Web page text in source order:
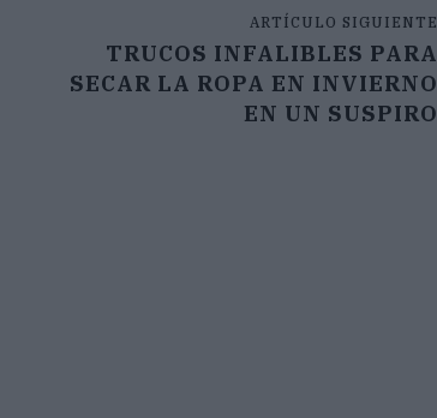
ARTÍCULO SIGUIENTE
TRUCOS INFALIBLES PARA
SECAR LA ROPA EN INVIERNO
EN UN SUSPIRO